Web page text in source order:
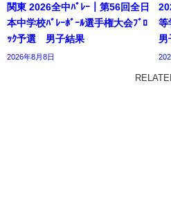
関東 2026全中ﾊﾞﾚｰ｜第56回全日
本中学校ﾊﾞﾚｰﾎﾞｰﾙ選手権大会ﾌﾞﾛ
ｯｸ予選 男子結果
2026年8月8日
等
男